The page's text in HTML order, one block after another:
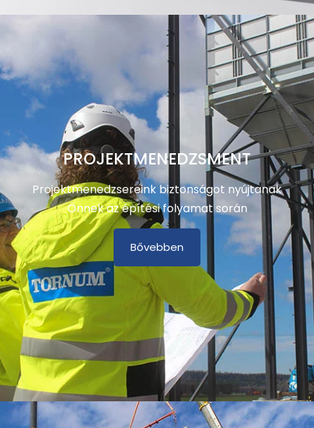
PROJEKTMENEDZSMENT
Projektmenedzsereink biztonságot nyújtanak
Önnek az építési folyamat során
Bővebben